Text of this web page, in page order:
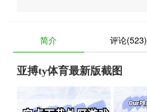
简介 评论(523)
亚搏ty体育最新版截图